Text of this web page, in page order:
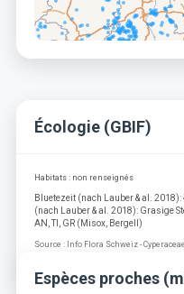
Écologie (GBIF)
Habitats : non renseignés
Bluetezeit (nach Lauber & al.
(nach Lauber & al. 2018): Grasige
AN, TI, GR (Misox, Bergell)
Source : Info Flora Schweiz - Cyperaceae
Espèces proches